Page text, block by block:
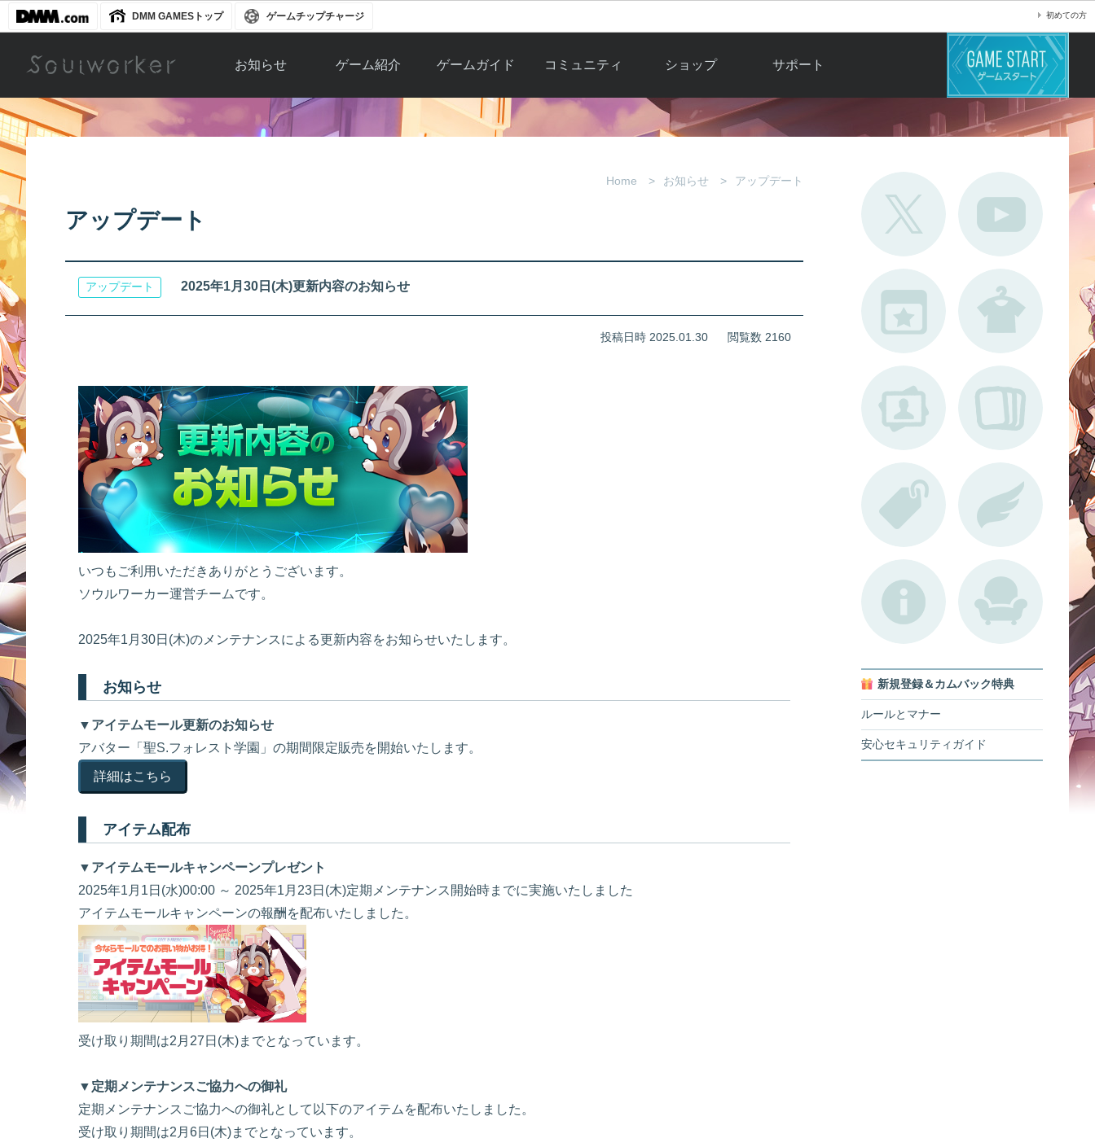
DMM GAMESトップ ゲームチップチャージ 初めての方
お知らせ
お知らせ一覧
ゲーム紹介
ソウルワーカー
アップデート履
歴
ゲームガイド
ガイド総合もく
コミュニティ
自由掲示板
画像掲示板
ショップ
Y.Pの購入
アイテムカタロ
サポート
よくある質問
不具合対応状況
Home お知らせ アップデート
アップデート
アップデート 2025年1月30日(木)更新内容のお知らせ
投稿日時 2025.01.30 閲覧数 2160
いつもご利用いただきありがとうございます。
ソウルワーカー運営チームです。
2025年1月30日(木)のメンテナンスによる更新内容をお知らせいたします。
お知らせ
▼アイテムモール更新のお知らせ
アバター「聖S.フォレスト学園」の期間限定販売を開始いたします。
詳細はこちら
アイテム配布
▼アイテムモールキャンペーンプレゼント
2025年1月1日(水)00:00 ～ 2025年1月23日(木)定期メンテナンス開始時までに実施いたしました
アイテムモールキャンペーンの報酬を配布いたしました。
受け取り期間は2月27日(木)までとなっています。
▼定期メンテナンスご協力への御礼
定期メンテナンスご協力への御礼として以下のアイテムを配布いたしました。
受け取り期間は2月6日(木)までとなっています。
新規登録＆カムバック特典
ルールとマナー
安心セキュリティガイド